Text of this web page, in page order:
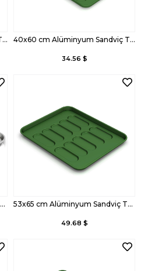
40x60 cm Alüminyum Sandviç Tava 40x60 cm Alüminyum Sandviç Tava, Kaplamalı
34.56 $
53x65 cm Alüminyum Sandviç Tava 53x65 cm Alüminyum Sandviç Tava, Kaplamalı
49.68 $